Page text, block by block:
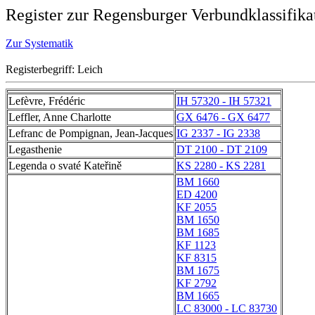
Register zur Regensburger
Zur Systematik
Registerbegriff: Leich
Lefèvre, Frédéric
IH 57320 - IH 57321
Leffler, Anne Charlotte
GX 6476 - GX 6477
Lefranc de Pompignan, Jean-Jacques IG 2337 - IG 2338
Legasthenie
DT 2100 - DT 2109
Legenda o svaté Kateřině
KS 2280 - KS 2281
BM 1660
ED 4200
KF 2055
BM 1650
BM 1685
KF 1123
KF 8315
BM 1675
KF 2792
BM 1665
LC 83000 - LC 83730